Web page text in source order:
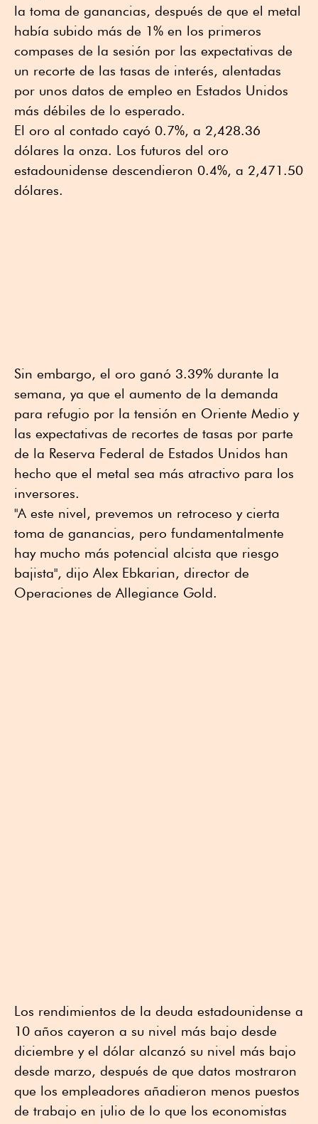
la toma de ganancias, después de que el metal
había subido más de 1% en los primeros
compases de la sesión por las expectativas de
un recorte de las tasas de interés, alentadas
por unos datos de empleo en Estados Unidos
más débiles de lo esperado.
El oro al contado cayó 0.7%, a 2,428.36
dólares la onza. Los futuros del oro
estadounidense descendieron 0.4%, a 2,471.50
dólares.
Sin embargo, el oro ganó 3.39% durante la
semana, ya que el aumento de la demanda
para refugio por la tensión en Oriente Medio y
las expectativas de recortes de tasas por parte
de la Reserva Federal de Estados Unidos han
hecho que el metal sea más atractivo para los
inversores.
"A este nivel, prevemos un retroceso y cierta
toma de ganancias, pero fundamentalmente
hay mucho más potencial alcista que riesgo
bajista", dijo Alex Ebkarian, director de
Operaciones de Allegiance Gold.
Los rendimientos de la deuda estadounidense a
10 años cayeron a su nivel más bajo desde
diciembre y el dólar alcanzó su nivel más bajo
desde marzo, después de que datos mostraron
que los empleadores añadieron menos puestos
de trabajo en julio de lo que los economistas